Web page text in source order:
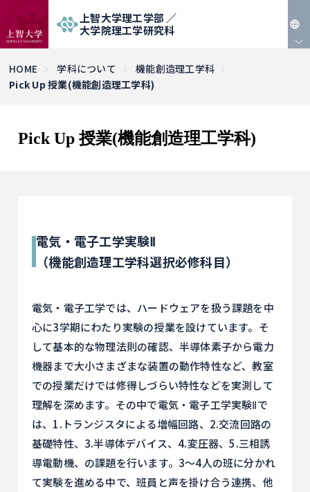
上智大学理工学部 ／
大学院理工学研究科
HOME 学科について
機能創造理工学科
Pick Up 授業(機能創造理工学科)
Pick Up 授業(機能創造理工学科)
電気・電子工学実験Ⅱ
（機能創造理工学科選択必修科目）
電気・電子工学では、ハードウェアを扱う課題を中
心に3学期にわたり実験の授業を設けています。そ
して基本的な物理法則の確認、半導体素子から電力
機器まで大小さまざまな装置の動作特性など、教室
での授業だけでは修得しづらい特性などを実測して
理解を深めます。その中で電気・電子工学実験Ⅱで
は、1.トランジスタによる増幅回路、2.交流回路の
基礎特性、3.半導体デバイス、4.変圧器、5.三相誘
導電動機、の課題を行います。3～4人の班に分かれ
て実験を進める中で、班員と声を掛け合う連携、他